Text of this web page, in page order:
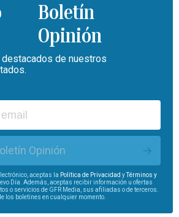
Boletín
Opinión
de nuestros
Opinión
aceptas la Política de Privacidad y
Términos y
Día. Además, aceptas recibir información u ofertas
o servicios de GFR Media, sus afiliadas o de terceros.
los boletines en cualquier momento.